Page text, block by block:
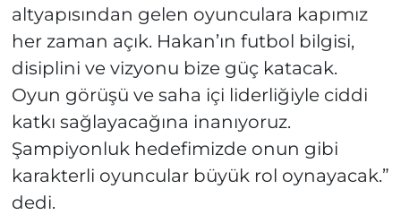
altyapısından gelen oyunculara kapımız
her zaman açık. Hakan’ın futbol bilgisi,
disiplini ve vizyonu bize güç katacak.
Oyun görüşü ve saha içi liderliğiyle ciddi
katkı sağlayacağına inanıyoruz.
Şampiyonluk hedefimizde onun gibi
karakterli oyuncular büyük rol oynayacak.”
dedi.